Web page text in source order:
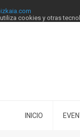
INICIO
cookies y otras